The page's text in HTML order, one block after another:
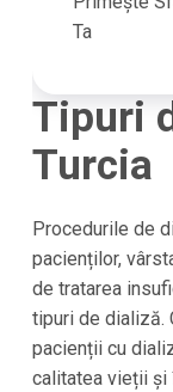
Ta
Tipuri
Turcia
Procedurile de
pacienților,
de tratarea
tipuri de dializă.
pacienții cu
calitatea vieții și